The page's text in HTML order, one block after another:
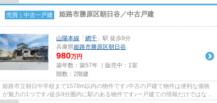
売買｜中古一戸建 姫路市勝原区朝日谷／中古戸建
山陽本線 「 網干 」駅 徒歩9分
兵庫県姫路市勝原区朝日谷
980万円
築年数：築57年 ｜販売中： 1室
階数：2階建
姫路市立朝日中学校まで1578m以内の物件です♪中古の戸建て物件は便利な価格
が魅力の1つです♪徒歩9分圏内に駅のある物件です♪一戸建ての情報だけではな